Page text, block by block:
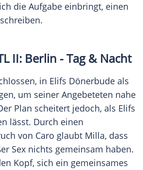
die Aufgabe einbringt, einen
II: Berlin - Tag & Nacht
in Elifs Dönerbude als
um seiner Angebeteten nahe
Plan scheitert jedoch, als Elifs
lässt. Durch einen
von Caro glaubt Milla, dass
Sex nichts gemeinsam haben.
Kopf, sich ein gemeinsames